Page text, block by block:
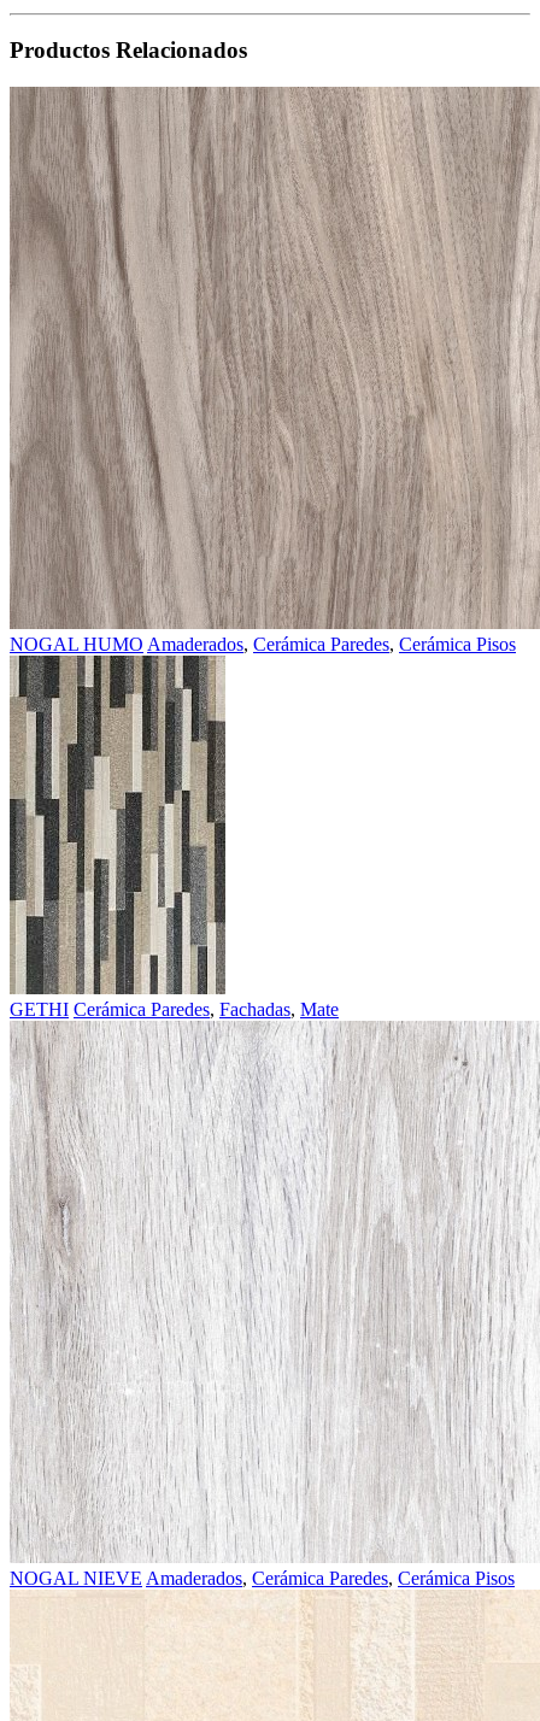
Productos Relacionados
NOGAL HUMO Amaderados, Cerámica Paredes, Cerámica Pisos
GETHI Cerámica Paredes, Fachadas, Mate
NOGAL NIEVE Amaderados, Cerámica Paredes, Cerámica Pisos